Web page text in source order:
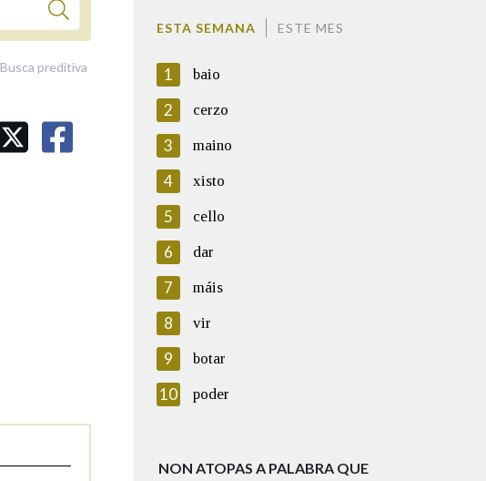
Busca preditiva
ESTA SEMANA ESTE MES
1 baio
2 cerzo
3 maino
4 xisto
5 cello
6 dar
7 máis
8 vir
9 botar
10 poder
NON ATOPAS A PALABRA QUE